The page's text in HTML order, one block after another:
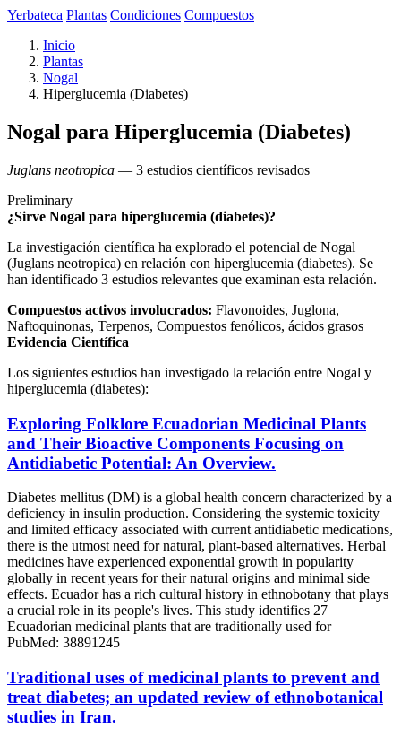
Yerbateca Plantas Condiciones Compuestos
Inicio
Plantas
Nogal
Hiperglucemia (Diabetes)
Nogal para Hiperglucemia (Diabetes)
Juglans neotropica — 3 estudios científicos revisados
Preliminary
¿Sirve Nogal para hiperglucemia (diabetes)?
La investigación científica ha explorado el potencial de Nogal
(Juglans neotropica) en relación con hiperglucemia (diabetes). Se
han identificado 3 estudios relevantes que examinan esta relación.
Compuestos activos involucrados: Flavonoides, Juglona,
Naftoquinonas, Terpenos, Compuestos fenólicos, ácidos grasos
Evidencia Científica
Los siguientes estudios han investigado la relación entre Nogal y
hiperglucemia (diabetes):
Exploring Folklore Ecuadorian Medicinal Plants
and Their Bioactive Components Focusing on
Antidiabetic Potential: An Overview.
Diabetes mellitus (DM) is a global health concern characterized by a
deficiency in insulin production. Considering the systemic toxicity
and limited efficacy associated with current antidiabetic medications,
there is the utmost need for natural, plant-based alternatives. Herbal
medicines have experienced exponential growth in popularity
globally in recent years for their natural origins and minimal side
effects. Ecuador has a rich cultural history in ethnobotany that plays
a crucial role in its people's lives. This study identifies 27
Ecuadorian medicinal plants that are traditionally used for
PubMed: 38891245
Traditional uses of medicinal plants to prevent and
treat diabetes; an updated review of ethnobotanical
studies in Iran.